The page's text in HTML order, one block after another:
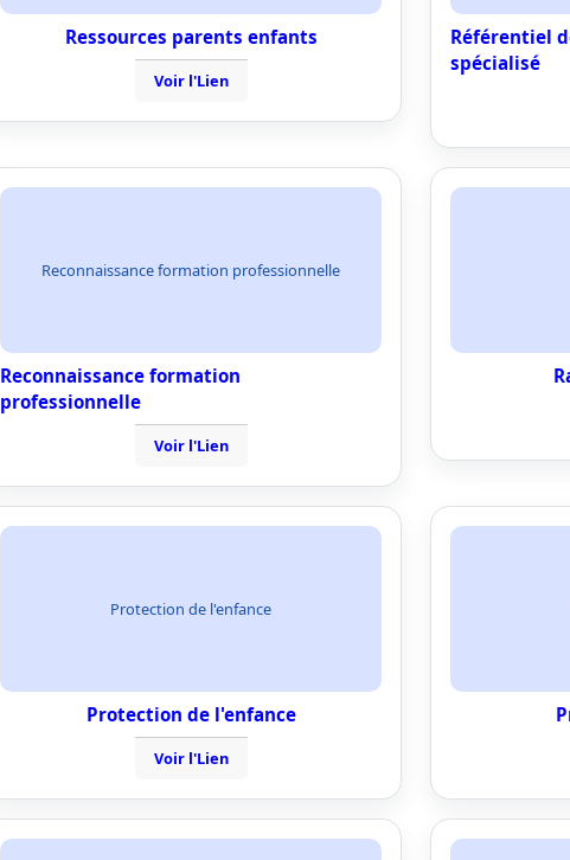
Ressources parents enfants
Voir l'Lien
Référentiel
spécialisé
Reconnaissance formation professionnelle
Reconnaissance formation
professionnelle
Voir l'Lien
Protection de l'enfance
Protection de l'enfance
Voir l'Lien